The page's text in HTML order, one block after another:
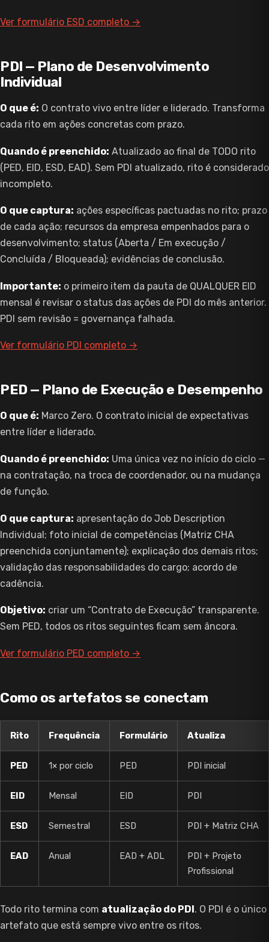
Ver formulário ESD completo →
PDI — Plano de Desenvolvimento
Individual
O que é: O contrato vivo entre líder e liderado. Transforma
cada rito em ações concretas com prazo.
Quando é preenchido: Atualizado ao final de TODO rito
(PED, EID, ESD, EAD). Sem PDI atualizado, rito é considerado
incompleto.
O que captura: ações específicas pactuadas no rito; prazo
de cada ação; recursos da empresa empenhados para o
desenvolvimento; status (Aberta / Em execução /
Concluída / Bloqueada); evidências de conclusão.
Importante: o primeiro item da pauta de QUALQUER EID
mensal é revisar o status das ações de PDI do mês anterior.
PDI sem revisão = governança falhada.
Ver formulário PDI completo →
PED — Plano de Execução e Desempenho
O que é: Marco Zero. O contrato inicial de expectativas
entre líder e liderado.
Quando é preenchido: Uma única vez no início do ciclo —
na contratação, na troca de coordenador, ou na mudança
de função.
O que captura: apresentação do Job Description
Individual; foto inicial de competências (Matriz CHA
preenchida conjuntamente); explicação dos demais ritos;
validação das responsabilidades do cargo; acordo de
cadência.
Objetivo: criar um “Contrato de Execução” transparente.
Sem PED, todos os ritos seguintes ficam sem âncora.
Ver formulário PED completo →
Como os artefatos se conectam
Rito Frequência Formulário Atualiza
PED 1× por ciclo PED PDI inicial
EID Mensal EID PDI
ESD Semestral ESD PDI + Matriz CHA
EAD Anual EAD + ADL
PDI + Projeto
Profissional
Todo rito termina com atualização do PDI. O PDI é o único
artefato que está sempre vivo entre os ritos.